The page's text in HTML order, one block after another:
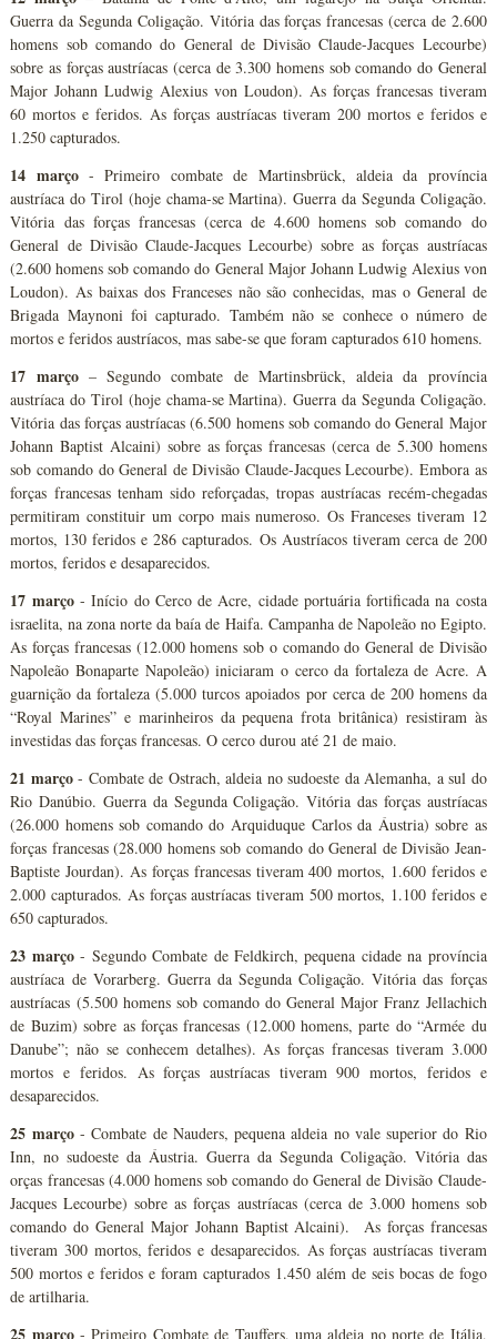
Guerra da Segunda Coligação. Vitória das forças francesas (cerca de 2.600
homens sob comando do General de Divisão Claude-Jacques Lecourbe)
sobre as forças austríacas (cerca de 3.300 homens sob comando do General
Major Johann Ludwig Alexius von Loudon). As forças francesas tiveram
60 mortos e feridos. As forças austríacas tiveram 200 mortos e feridos e
1.250 capturados.
14 março- Primeiro combate de Martinsbrück, aldeia da província
austríaca do Tirol (hoje chama-se Martina). Guerra da Segunda Coligação.
Vitória das forças francesas (cerca de 4.600 homens sob comando do
General de Divisão Claude-Jacques Lecourbe) sobre as forças austríacas
(2.600 homens sob comando do General Major Johann Ludwig Alexius von
Loudon). As baixas dos Franceses não são conhecidas, mas o General de
Brigada Maynoni foi capturado. Também não se conhece o número de
mortos e feridos austríacos, mas sabe-se que foram capturados 610 homens.
17 março– Segundo combate de Martinsbrück, aldeia da província
austríaca do Tirol (hoje chama-se Martina). Guerra da Segunda Coligação.
Vitória das forças austríacas (6.500 homens sob comando do General Major
Johann Baptist Alcaini) sobre as forças francesas (cerca de 5.300 homens
sob comando do General de Divisão Claude-Jacques Lecourbe). Embora as
forças francesas tenham sido reforçadas, tropas austríacas recém-chegadas
permitiram constituir um corpo mais numeroso. Os Franceses tiveram 12
mortos, 130 feridos e 286 capturados. Os Austríacos tiveram cerca de 200
mortos, feridos e desaparecidos.
17 março- Início do Cerco de Acre, cidade portuária fortificada na costa
israelita, na zona norte da baía de Haifa. Campanha de Napoleão no Egipto.
As forças francesas (12.000 homens sob o comando do General de Divisão
Napoleão Bonaparte Napoleão) iniciaram o cerco da fortaleza de Acre. A
guarnição da fortaleza (5.000 turcos apoiados por cerca de 200 homens da
“Royal Marines” e marinheiros da pequena frota britânica) resistiram às
investidas das forças francesas. O cerco durou até 21 de maio.
21 março- Combate de Ostrach, aldeia no sudoeste da Alemanha, a sul do
Rio Danúbio. Guerra da Segunda Coligação. Vitória das forças austríacas
(26.000 homens sob comando do Arquiduque Carlos da Áustria) sobre as
forças francesas (28.000 homens sob comando do General de Divisão Jean-
Baptiste Jourdan). As forças francesas tiveram 400 mortos, 1.600 feridos e
2.000 capturados. As forças austríacas tiveram 500 mortos, 1.100 feridos e
650 capturados.
23 março- Segundo Combate de Feldkirch, pequena cidade na província
austríaca de Vorarberg. Guerra da Segunda Coligação. Vitória das forças
austríacas (5.500 homens sob comando do General Major Franz Jellachich
de Buzim) sobre as forças francesas (12.000 homens, parte do “Armée du
Danube”; não se conhecem detalhes). As forças francesas tiveram 3.000
mortos e feridos. As forças austríacas tiveram 900 mortos, feridos e
desaparecidos.
25 março- Combate de Nauders, pequena aldeia no vale superior do Rio
Inn, no sudoeste da Áustria. Guerra da Segunda Coligação. Vitória das
orças francesas (4.000 homens sob comando do General de Divisão Claude-
Jacques Lecourbe) sobre as forças austríacas (cerca de 3.000 homens sob
comando do General Major Johann Baptist Alcaini). As forças francesas
tiveram 300 mortos, feridos e desaparecidos. As forças austríacas tiveram
500 mortos e feridos e foram capturados 1.450 além de seis bocas de fogo
de artilharia.
25 março- Primeiro Combate de Tauffers, uma aldeia no norte de Itália,